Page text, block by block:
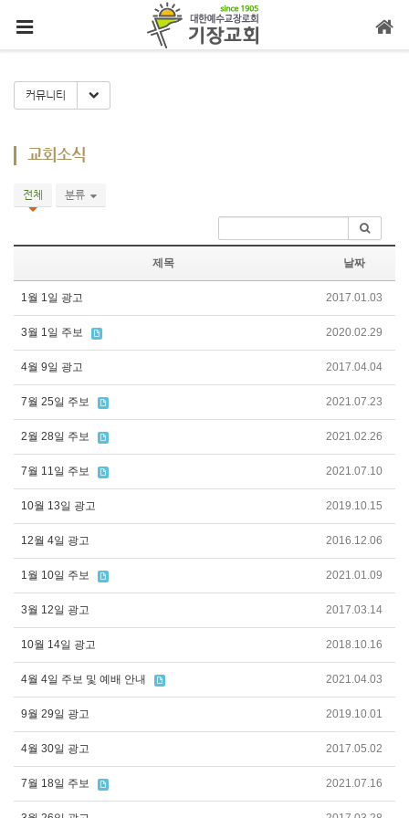
커뮤니티 Toggle Dropdown
교회소식
전체 분류
제목 날짜
1월 1일 광고 2017.01.03
3월 1일 주보 2020.02.29
4월 9일 광고 2017.04.04
7월 25일 주보 2021.07.23
2월 28일 주보 2021.02.26
7월 11일 주보 2021.07.10
10월 13일 광고 2019.10.15
12월 4일 광고 2016.12.06
1월 10일 주보 2021.01.09
3월 12일 광고 2017.03.14
10월 14일 광고 2018.10.16
4월 4일 주보 및 예배 안내 2021.04.03
9월 29일 광고 2019.10.01
4월 30일 광고 2017.05.02
7월 18일 주보 2021.07.16